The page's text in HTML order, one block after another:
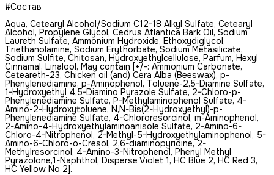
#Состав
Aqua, Cetearyl Alcohol/Sodium C12-18 Alkyl Sulfate, Cetearyl
Alcohol, Propylene Glycol, Cedrus Atlantica Bark Oil, Sodium
Laureth Sulfate, Ammonium Hydroxide, Ethoxydiglycol,
Triethanolamine, Sodium Erythorbate, Sodium Metasilicate,
Sodium Sulfite, Chitosan, Hydroxyethylсellulose, Parfum, Hexyl
Cinnamal, Linalool, May contain [+/-: Ammonium Carbonate,
Ceteareth-23, Сhicken oil (and) Cera Alba (Beeswax), p-
Phenylenediamine, p-Аminophenol, Toluene-2,5-Diamine Sulfate,
1-Hydroxyethyl 4,5-Diamino Pyrazole Sulfate, 2-Chloro-p-
Phenylenediamine Sulfate, P-Methylaminophenol Sulfate, 4-
Amino-2-Hydroxytoluene, N,N-Bis(2-Hydroxyethyl)-p-
Phenylenediamine Sulfate, 4-Chlororesorcinol, m-Aminophenol,
2-Amino-4-Hydroxyethylaminoanisole Sulfate, 2-Amino-6-
Chloro-4-Nitrophenol, 2-Methyl-5-Hydroxyethylaminophenol, 5-
Amino-6-Chloro-o-Cresol, 2,6-diaminopyridine, 2-
Methylresorcinol, 4-Amino-3-Nitrophenol, Phenyl Methyl
Pyrazolone,1-Naphthol, Disperse Violet 1, HC Blue 2, HC Red 3,
HC Yellow No 2].